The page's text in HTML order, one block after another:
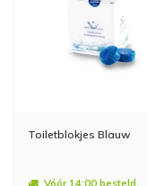
Toiletblokjes Blauw
Vóór 14:00 besteld,